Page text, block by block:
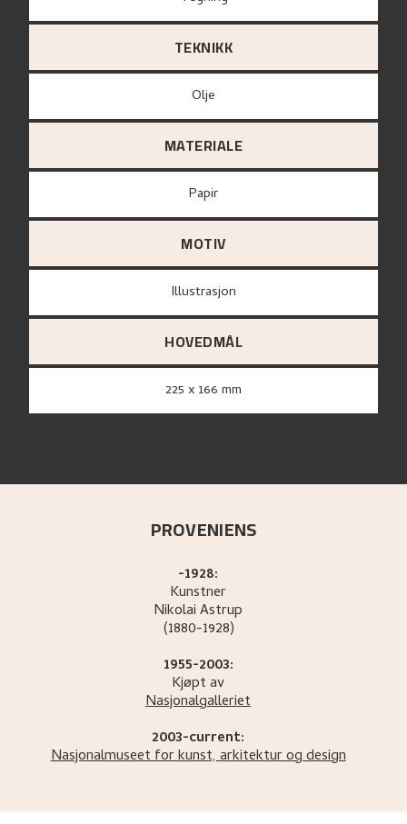
TEKNIKK
Olje
MATERIALE
papir
MOTIV
Illustrasjon
HOVEDMÅL
225 x 166 mm
PROVENIENS
-1928:
Kunstner
NikolaiAstrup
(1880-1928)
1955-2003:
Kjøpt av
Nasjonalgalleriet
2003-current:
Nasjonalmuseet for kunst, arkitektur og design